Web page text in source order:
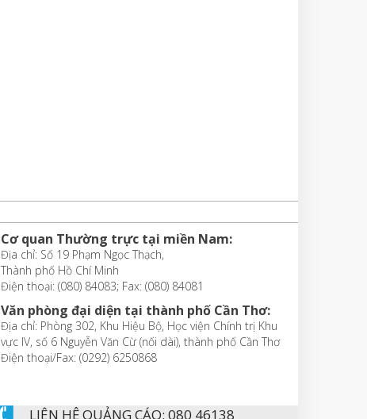
Cơ quan Thường trực tại miền Nam:
Địa chỉ: Số 19 Phạm Ngọc Thạch,
Thành phố Hồ Chí Minh
Điện thoại: (080) 84083; Fax: (080) 84081
Văn phòng đại diện tại thành phố Cần Thơ:
Địa chỉ: Phòng 302, Khu Hiệu Bộ, Học viện Chính trị Khu
vực IV, số 6 Nguyễn Văn Cừ (nối dài), thành phố Cần Thơ
Điện thoại/Fax: (0292) 6250868
LIÊN HỆ QUẢNG CÁO: 080 46138